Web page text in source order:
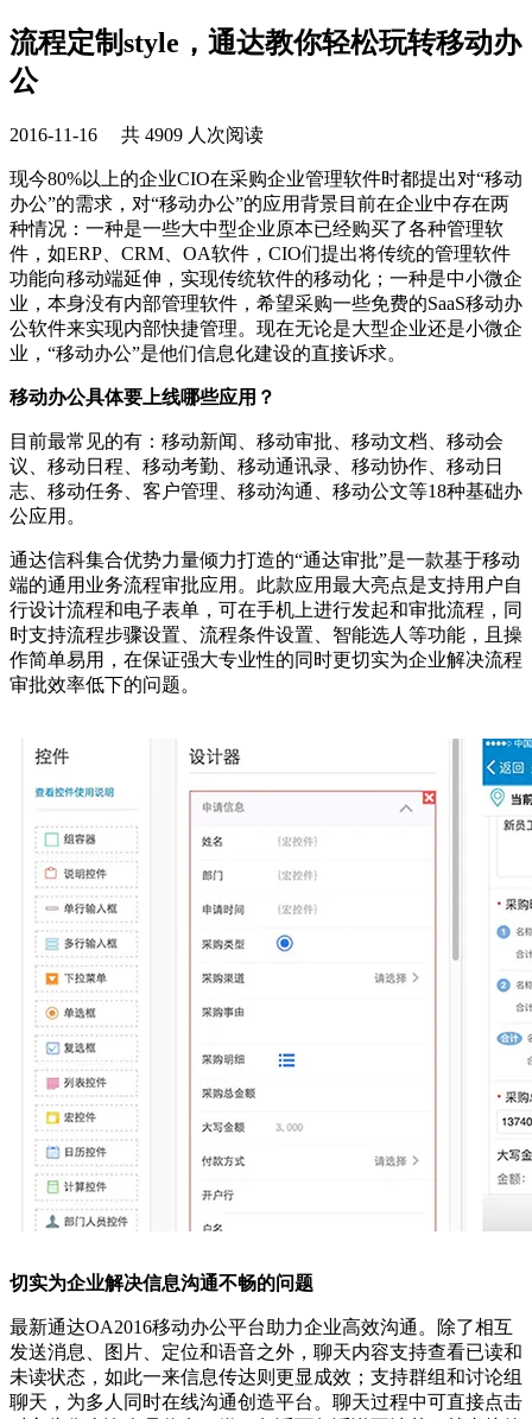
流程定制style，通达教你轻松玩转移动办
公
2016-11-16 共 4909 人次阅读
现今80%以上的企业CIO在采购企业管理软件时都提出对“移动
办公”的需求，对“移动办公”的应用背景目前在企业中存在两
种情况：一种是一些大中型企业原本已经购买了各种管理软
件，如ERP、CRM、OA软件，CIO们提出将传统的管理软件
功能向移动端延伸，实现传统软件的移动化；一种是中小微企
业，本身没有内部管理软件，希望采购一些免费的SaaS移动办
公软件来实现内部快捷管理。现在无论是大型企业还是小微企
业，“移动办公”是他们信息化建设的直接诉求。
移动办公具体要上线哪些应用？
目前最常见的有：移动新闻、移动审批、移动文档、移动会
议、移动日程、移动考勤、移动通讯录、移动协作、移动日
志、移动任务、客户管理、移动沟通、移动公文等18种基础办
公应用。
通达信科集合优势力量倾力打造的“通达审批”是一款基于移动
端的通用业务流程审批应用。此款应用最大亮点是支持用户自
行设计流程和电子表单，可在手机上进行发起和审批流程，同
时支持流程步骤设置、流程条件设置、智能选人等功能，且操
作简单易用，在保证强大专业性的同时更切实为企业解决流程
审批效率低下的问题。
切实为企业解决信息沟通不畅的问题
最新通达OA2016移动办公平台助力企业高效沟通。除了相互
发送消息、图片、定位和语音之外，聊天内容支持查看已读和
未读状态，如此一来信息传达则更显成效；支持群组和讨论组
聊天，为多人同时在线沟通创造平台。聊天过程中可直接点击